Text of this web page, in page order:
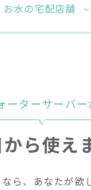
お水の宅配店舗
ーターサーバー
ら使え
なら、あなたが